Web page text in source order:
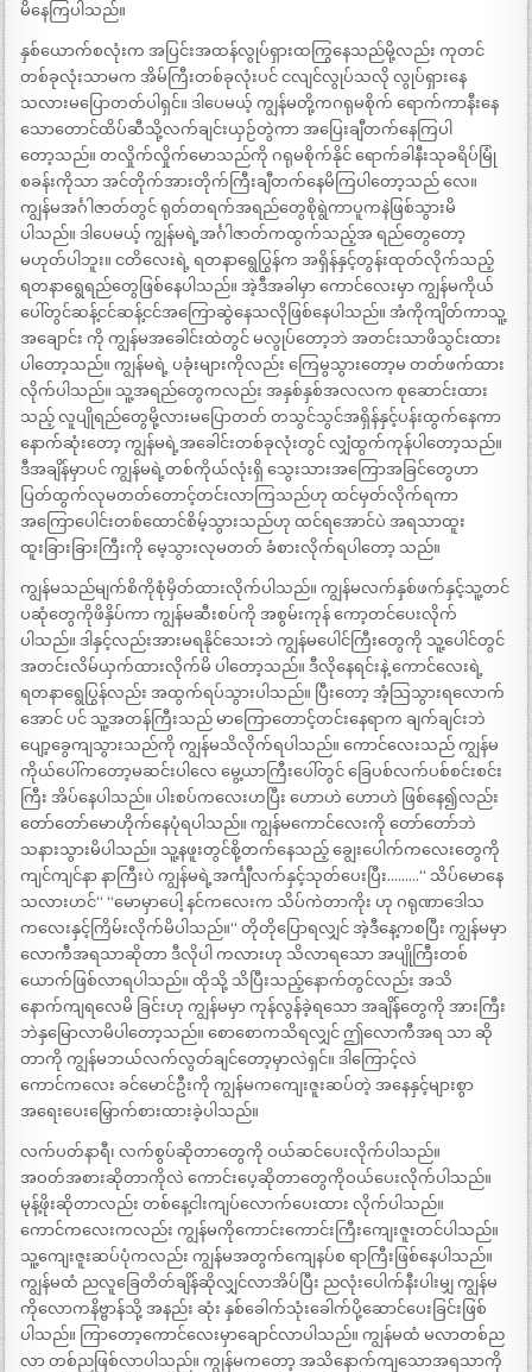
မိနေကြပါသည်။
နှစ်ယောက်စလုံးက အပြင်းအထန်လွုပ်ရှားထကြွနေသည်မို့လည်း ကုတင်
တစ်ခုလုံးသာမက အိမ်ကြီးတစ်ခုလုံးပင် ငလျင်လွုပ်သလို လွုပ်ရှားနေ
သလားမပြောတတ်ပါရှင်။ ဒါပေမယ့် ကျွန်မတို့ကဂရုမစိုက် ရောက်ကာနီးနေ
သောတောင်ထိပ်ဆီသို့လက်ချင်းယှဉ်တွဲကာ အပြေးချီတက်နေကြပါ
တော့သည်။ တလှိုက်လှိုက်မောသည်ကို ဂရုမစိုက်နိုင် ရောက်ခါနီးသုခရိပ်မြုံ
စခန်းကိုသာ အင်တိုက်အားတိုက်ကြီးချီတက်နေမိကြပါတော့သည် လေ။
ကျွန်မအင်္ဂါဇာတ်တွင် ရုတ်တရက်အရည်တွေစိုရွဲကာပူကနဲဖြစ်သွားမိ
ပါသည်။ ဒါပေမယ့် ကျွန်မရဲ့အင်္ဂါဇာတ်ကထွက်သည့်အ ရည်တွေတော့
မဟုတ်ပါဘူး။ ငတိလေးရဲ့ ရတနာရွေပြွန်က အရှိန်နှင့်တွန်းထုတ်လိုက်သည့်
ရတနာရွေရည်တွေဖြစ်နေပါသည်။ အဲ့ဒီအခါမှာ ကောင်လေးမှာ ကျွန်မကိုယ်
ပေါ်တွင်ဆန့်ငင်ဆန့်ငင်အကြောဆွဲနေသလိုဖြစ်နေပါသည်။ အံကိုကျိတ်ကာသူ့
အချောင်း ကို ကျွန်မအခေါင်းထဲတွင် မလွုပ်တော့ဘဲ အတင်းသာဖိသွင်းထား
ပါတော့သည်။ ကျွန်မရဲ့ ပခုံးများကိုလည်း ကြေမွသွားတော့မ တတ်ဖက်ထား
လိုက်ပါသည်။ သူ့အရည်တွေကလည်း အနှစ်နှစ်အလလက စုဆောင်းထား
သည့် လူပျိုရည်တွေမို့လားမပြောတတ် တသွင်သွင်အရှိန်နှင့်ပန်းထွက်နေကာ
နောက်ဆုံးတော့ ကျွန်မရဲ့အခေါင်းတစ်ခုလုံးတွင် လျှံထွက်ကုန်ပါတော့သည်။
ဒီအချိန်မှာပင် ကျွန်မရဲ့တစ်ကိုယ်လုံးရှိ သွေးသားအကြောအခြင်တွေဟာ
ပြတ်ထွက်လုမတတ်တောင့်တင်းလာကြသည်ဟု ထင်မှတ်လိုက်ရကာ
အကြောပေါင်းတစ်ထောင်စိမ့်သွားသည်ဟု ထင်ရအောင်ပဲ အရသာထူး
ထူးခြားခြားကြီးကို မေ့သွားလုမတတ် ခံစားလိုက်ရပါတော့ သည်။
ကျွန်မသည်မျက်စိကိုစုံမှိတ်ထားလိုက်ပါသည်။ ကျွန်မလက်နှစ်ဖက်နှင့်သူ့တင်
ပဆုံတွေကိုဖိနှိပ်ကာ ကျွန်မဆီးစပ်ကို အစွမ်းကုန် ကော့တင်ပေးလိုက်
ပါသည်။ ဒါနှင့်လည်းအားမရနိုင်သေးဘဲ ကျွန်မပေါင်ကြီးတွေကို သူ့ပေါင်တွင်
အတင်းလိမ်ယှက်ထားလိုက်မိ ပါတော့သည်။ ဒီလိုနေရင်းနဲ့ ကောင်လေးရဲ့
ရတနာရွေပြွန်လည်း အထွက်ရပ်သွားပါသည်။ ပြီးတော့ အံ့သြသွားရလောက်
အောင် ပင် သူ့အတန်ကြီးသည် မာကြောတောင့်တင်းနေရာက ချက်ချင်းဘဲ
ပျော့ခွေကျသွားသည်ကို ကျွန်မသိလိုက်ရပါသည်။ ကောင်လေးသည် ကျွန်မ
ကိုယ်ပေါ်ကတော့မဆင်းပါလေ မွေ့ယာကြီးပေါ်တွင် ခြေပစ်လက်ပစ်စင်းစင်း
ကြီး အိပ်နေပါသည်။ ပါးစပ်ကလေးဟပြီး ဟောဟဲ ဟောဟဲ ဖြစ်နေ၍လည်း
တော်တော်မောဟိုက်နေပုံရပါသည်။ ကျွန်မကောင်လေးကို တော်တော်ဘဲ
သနားသွားမိပါသည်။ သူ့နဖူးတွင်စို့တက်နေသည့် ချွေးပေါက်ကလေးတွေကို
ကျင်ကျင်နာ နာကြီးပဲ ကျွန်မရဲ့အင်္ကျီလက်နှင့်သုတ်ပေးပြီး………“ သိပ်မောနေ
သလားဟင်“ “မောမှာပေါ့ နင်ကလေးက သိပ်ကဲတာကိုး ဟု ဂရုဏာဒေါသ
ကလေးနှင့်ကြိမ်းလိုက်မိပါသည်။“ တိုတိုပြောရလျှင် အဲ့ဒီနေ့ကစပြီး ကျွန်မမှာ
လောကီအရသာဆိုတာ ဒီလိုပါ ကလားဟု သိလာရသော အပျိုကြီးတစ်
ယောက်ဖြစ်လာရပါသည်။ ထိုသို့ သိပြီးသည့်နောက်တွင်လည်း အသိ
နောက်ကျရလေမိ ခြင်းဟု ကျွန်မမှာ ကုန်လွန်ခဲ့ရသော အချိန်တွေကို အားကြီး
ဘဲနှမြောလာမိပါတော့သည်။ စောစောကသိရလျှင် ဤလောကီအရ သာ ဆို
တာကို ကျွန်မဘယ်လက်လွတ်ချင်တော့မှာလဲရှင်။ ဒါကြောင့်လဲ
ကောင်ကလေး ခင်မောင်ဦးကို ကျွန်မကကျေးဇူးဆပ်တဲ့ အနေနှင့်များစွာ
အရေးပေးမြှောက်စားထားခဲ့ပါသည်။
လက်ပတ်နာရီ၊ လက်စွပ်ဆိုတာတွေကို ဝယ်ဆင်ပေးလိုက်ပါသည်။
အဝတ်အစားဆိုတာကိုလဲ ကောင်းပေ့ဆိုတာတွေကိုဝယ်ပေးလိုက်ပါသည်။
မုန့်ဖိုးဆိုတာလည်း တစ်နေ့ငါးကျပ်လောက်ပေးထား လိုက်ပါသည်။
ကောင်ကလေးကလည်း ကျွန်မကိုကောင်းကောင်းကြီးကျေးဇူးတင်ပါသည်။
သူ့ကျေးဇူးဆပ်ပုံကလည်း ကျွန်မအတွက်ကျေနပ်စ ရာကြီးဖြစ်နေပါသည်။
ကျွန်မထံ ညလူခြေတိတ်ချိန်ဆိုလျှင်လာအိပ်ပြီး ညလုံးပေါက်နီးပါးမျှ ကျွန်မ
ကိုလောကနိဗ္ဗာန်သို့ အနည်း ဆုံး နှစ်ခေါက်သုံးခေါက်ပို့ဆောင်ပေးခြင်းဖြစ်
ပါသည်။ ကြာတော့ကောင်လေးမှာချောင်လာပါသည်။ ကျွန်မထံ မလာတစ်ည
လာ တစ်ညဖြစ်လာပါသည်။ ကျွန်မကတော့ အသိနောက်ကျသောအရသာကို